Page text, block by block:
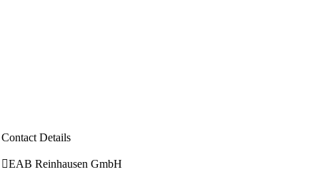
Contact Details
EAB Reinhausen GmbH